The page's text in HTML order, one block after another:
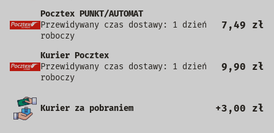
Pocztex PUNKT/AUTOMAT
Przewidywany czas dostawy: 1 dzień
roboczy
7,49 zł
Kurier Pocztex
Przewidywany czas dostawy: 1 dzień
roboczy
9,90 zł
Kurier za pobraniem +3,00 zł